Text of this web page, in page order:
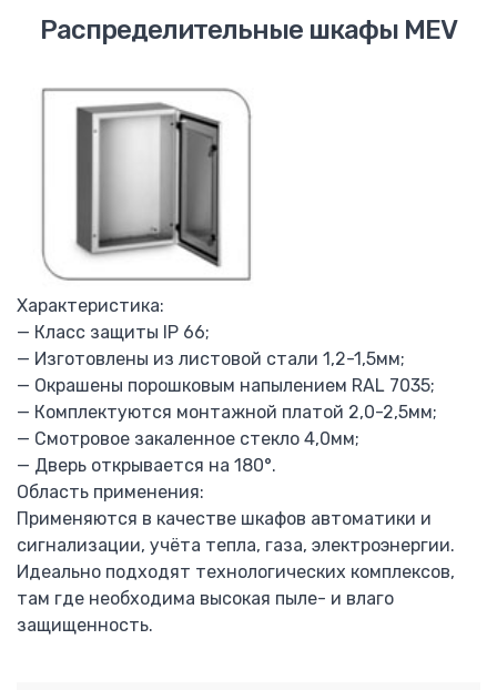
Программирование контроллеров
Установка электрощита
Панели оператора GOT
FR-D 700-SC
FR-A740
F-F740
FR-F746
Автоматические выключатели F, AE
Тепловые реле TH-N
Контактор MS-N
Преобразователь частоты F-A840
Lovato Electric
Приборы измерительные модульные DMK
Приборы измерительные панельные DMK
Трансформаторы тока DM…T
Мультиметры модульные DMK
Распределительные шкафы MEV
Характеристика:
— Класс защиты IP 66;
— Изготовлены из листовой стали 1,2-1,5мм;
— Окрашены порошковым напылением RAL 7035;
— Комплектуются монтажной платой 2,0-2,5мм;
— Смотровое закаленное стекло 4,0мм;
— Дверь открывается на 180°.
Область применения:
Применяются в качестве шкафов автоматики и
сигнализации, учёта тепла, газа, электроэнергии.
Идеально подходят технологических комплексов,
там где необходима высокая пыле- и влаго
защищенность.